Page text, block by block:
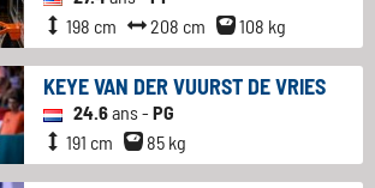
198 cm
208 cm 108 kg
KEYE VAN DER VUURST DE VRIES
24.6ans - PG
191 cm
85 kg